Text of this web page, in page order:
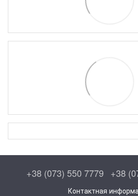
+38 (073) 550 7779 +38
Контактная